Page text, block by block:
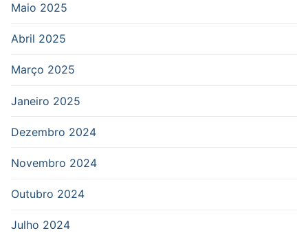
Maio 2025
Abril 2025
Março 2025
Janeiro 2025
Dezembro 2024
Novembro 2024
Outubro 2024
Julho 2024